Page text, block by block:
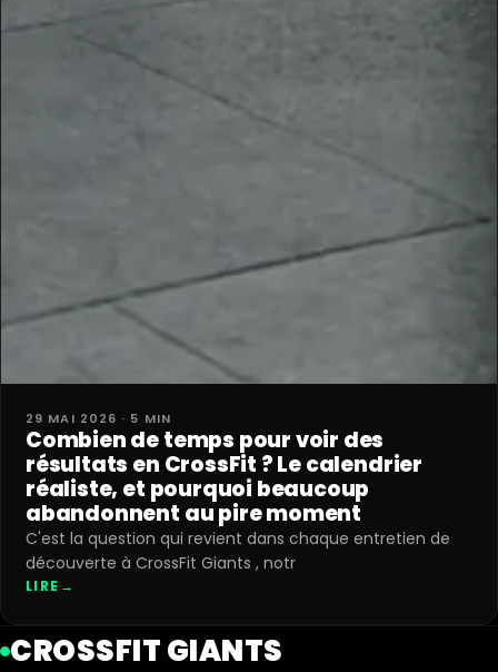
29 MAI 2026 · 5 MIN
Combien de temps pour voir des
résultats en CrossFit ? Le calendrier
réaliste, et pourquoi beaucoup
abandonnent au pire moment
C'est la question qui revient dans chaque entretien de
découverte à CrossFit Giants , notr
LIRE →
CROSSFIT GIANTS